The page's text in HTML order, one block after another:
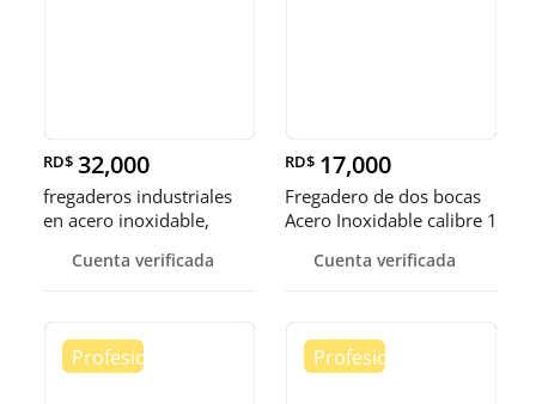
RD$ 32,000
fregaderos industriales
en acero inoxidable,
Cuenta verificada
RD$ 17,000
Fregadero de dos bocas
Acero Inoxidable calibre 1
Cuenta verificada